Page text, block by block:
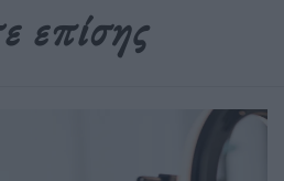
επίσης